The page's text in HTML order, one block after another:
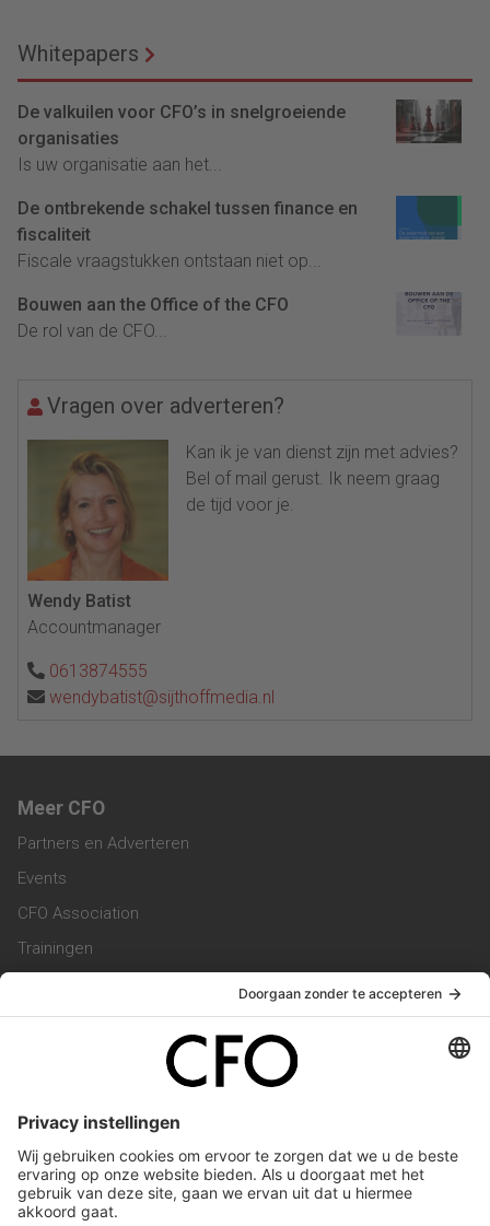
Whitepapers
De valkuilen voor CFO’s in snelgroeiende
organisaties
Is uw organisatie aan het...
De ontbrekende schakel tussen finance en
fiscaliteit
Fiscale vraagstukken ontstaan niet op...
Bouwen aan the Office of the CFO
De rol van de CFO...
Vragen over adverteren?
Kan ik je van dienst zijn met advies?
Bel of mail gerust. Ik neem graag
de tijd voor je.
Wendy Batist
Accountmanager
0613874555
wendybatist@sijthoffmedia.nl
Meer CFO
Partners en Adverteren
Events
CFO Association
Trainingen
Vacatures
Service & Contact
Werken bij ons
Privacy Statement
Algemene Voorwaarden